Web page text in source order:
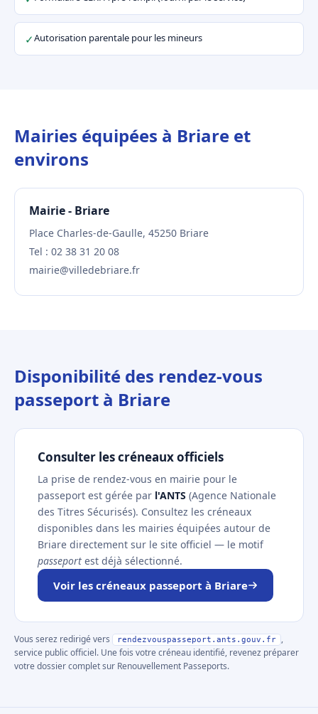
✓Autorisation parentale pour les mineurs
Mairies équipées à Briare et
environs
Mairie - Briare
Place Charles-de-Gaulle, 45250 Briare
Tel : 02 38 31 20 08
mairie@villedebriare.fr
Disponibilité des rendez-vous
passeport à Briare
Consulter les créneaux officiels
La prise de rendez-vous en mairie pour le
passeport est gérée par l'ANTS (Agence Nationale
des Titres Sécurisés). Consultez les créneaux
disponibles dans les mairies équipées autour de
Briare directement sur le site officiel — le motif
passeport est déjà sélectionné.
Voir les créneaux passeport à Briare
Vous serez redirigé vers rendezvouspasseport.ants.gouv.fr
,
service public officiel. Une fois votre créneau identifié, revenez préparer
votre dossier complet sur Renouvellement Passeports.